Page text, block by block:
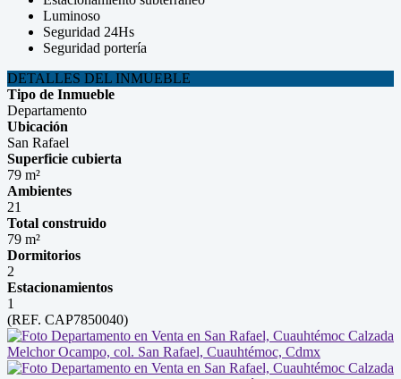
Luminoso
Seguridad 24Hs
Seguridad portería
DETALLES DEL INMUEBLE
Tipo de Inmueble
Departamento
Ubicación
San Rafael
Superficie cubierta
79 m²
Ambientes
21
Total construido
79 m²
Dormitorios
2
Estacionamientos
1
(REF. CAP7850040)